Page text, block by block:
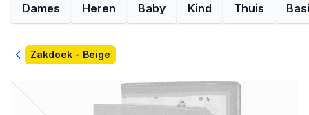
Dames Heren Baby Kind Thuis
TerugZakdoek - Beige